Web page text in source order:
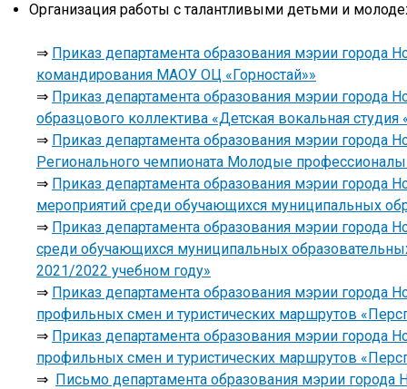
Организация работы с талантливыми детьми и
⇒ Приказ департамента образования мэрии города
командирования МАОУ ОЦ «Горностай»»
⇒ Приказ департамента образования мэрии города
образцового коллектива «Детская вокальная
⇒ Приказ департамента образования мэрии города
Регионального чемпионата Молодые
⇒ Приказ департамента образования мэрии города
мероприятий среди обучающихся муниципальных
⇒ Приказ департамента образования мэрии города
среди обучающихся муниципальных
2021/2022 учебном году»
⇒ Приказ департамента образования мэрии города
профильных смен и туристических маршрутов
⇒ Приказ департамента образования мэрии города
профильных смен и туристических маршрутов
⇒ Письмо департамента образования мэрии города